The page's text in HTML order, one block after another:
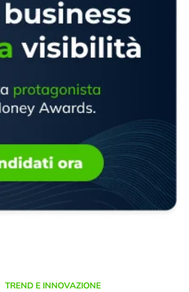
TREND E INNOVAZIONE